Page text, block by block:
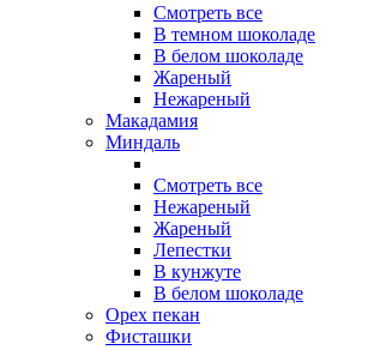
Смотреть все
В темном шоколаде
В белом шоколаде
Жареный
Нежареный
Макадамия
Миндаль
Смотреть все
Нежареный
Жареный
Лепестки
В кунжуте
В белом шоколаде
Орех пекан
Фисташки